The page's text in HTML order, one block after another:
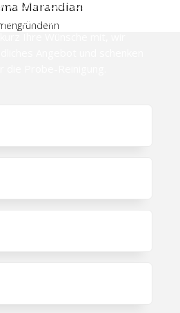
Marandianaus und wir
24 Stunden zurück! Am